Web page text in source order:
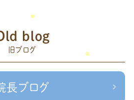
臨時休診
善 関節痛 頭痛
、＃梅雨の体調不良・原因
＃治療院せな
なかリペア＃ねこぜを整える＃寒暖
療院せなかリペア＃ねこぜを整える
blog
旧ブログ
長ブログ